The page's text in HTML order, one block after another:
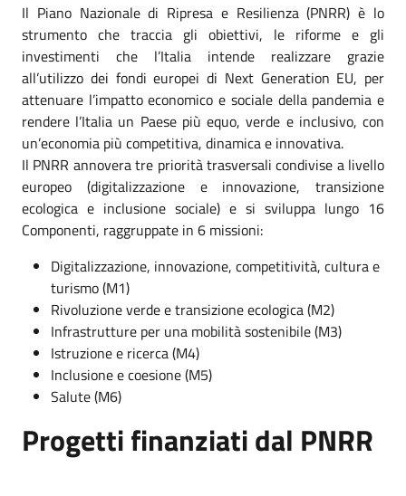
Il Piano Nazionale di Ripresa e Resilienza (PNRR) è lo
strumento che traccia gli obiettivi, le riforme e gli
investimenti che l’Italia intende realizzare grazie
all’utilizzo dei fondi europei di Next Generation EU, per
attenuare l’impatto economico e sociale della pandemia e
rendere l’Italia un Paese più equo, verde e inclusivo, con
un’economia più competitiva, dinamica e innovativa.
Il PNRR annovera tre priorità trasversali condivise a livello
europeo (digitalizzazione e innovazione, transizione
ecologica e inclusione sociale) e si sviluppa lungo 16
Componenti, raggruppate in 6 missioni:
Digitalizzazione, innovazione, competitività, cultura e
turismo (M1)
Rivoluzione verde e transizione ecologica (M2)
Infrastrutture per una mobilità sostenibile (M3)
Istruzione e ricerca (M4)
Inclusione e coesione (M5)
Salute (M6)
Progetti finanziati dal PNRR